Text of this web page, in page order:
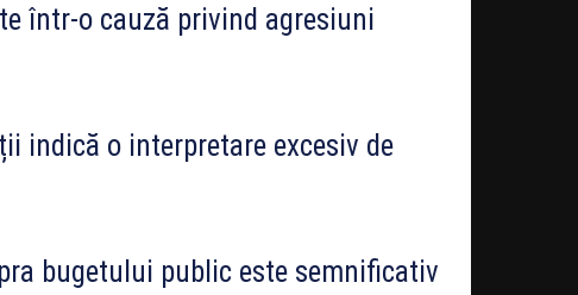
într-o cauză privind agresiuni
indică o interpretare excesiv de
bugetului public este semnificativ